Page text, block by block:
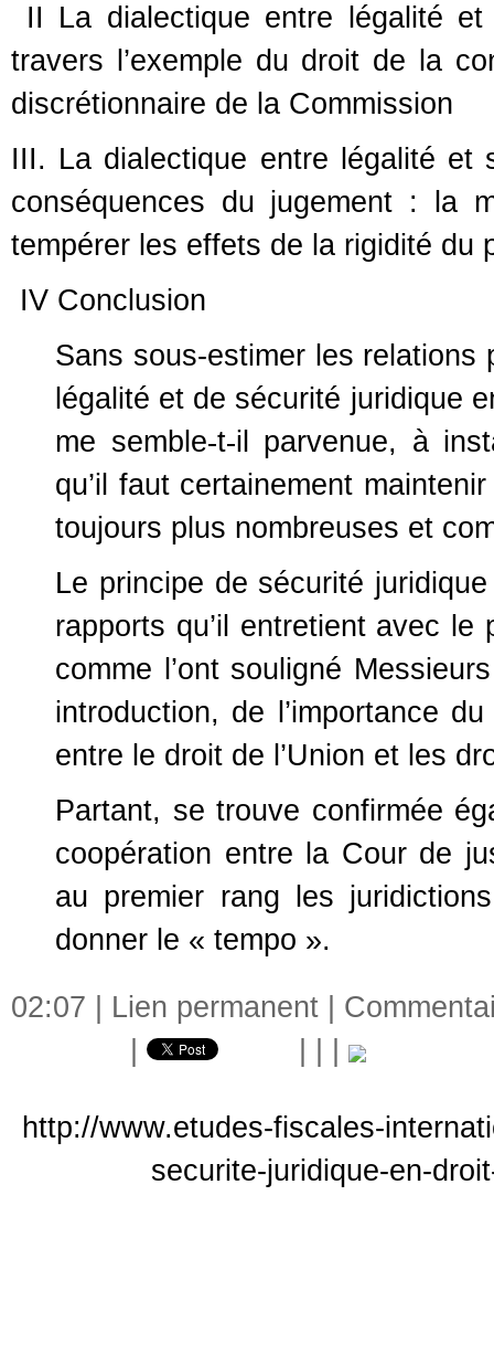
II La dialectique entre légalité
travers l’exemple du droit de la
discrétionnaire de la Commission
III. La dialectique entre légalité et
conséquences du jugement : la
tempérer les effets de la rigidité du
IV Conclusion
Sans sous-estimer les
légalité et de sécurité juridique
me semble‐t‐il parvenue, à
qu’il faut certainement
toujours plus nombreuses et
Le principe de sécurité
rapports qu’il entretient avec
comme l’ont souligné
introduction, de l’importance
entre le droit de l’Union et les
Partant, se trouve confirmée
coopération entre la Cour de
au premier rang les
donner le « tempo ».
02:07 | Lien permanent
http://www.etudes-fiscales-
securite-juridique-en-